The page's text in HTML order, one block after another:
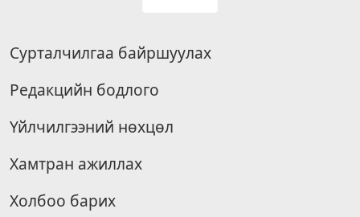
Сурталчилгаа байршуулах
Редакцийн бодлого
Үйлчилгээний нөхцөл
Хамтран ажиллах
Холбоо барих